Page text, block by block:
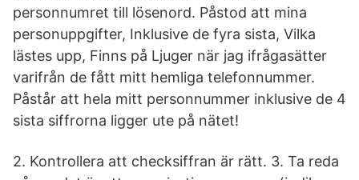
personnumret till lösenord. Påstod att mina
personuppgifter, Inklusive de fyra sista, Vilka
lästes upp, Finns på Ljuger när jag ifrågasätter
varifrån de fått mitt hemliga telefonnummer.
Påstår att hela mitt personnummer inklusive de 4
sista siffrorna ligger ute på nätet!
2. Kontrollera att checksiffran är rätt. 3. Ta reda